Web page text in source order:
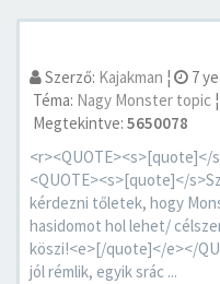
Szerző: Kajakman ¦ 7
Téma: Nagy Monster topic ¦
Megtekintve: 5650078
<QUOTE><s>[quote]</
kérdezni tőletek, hogy
hasidomot hol lehet/
köszi!<e>[/quote]</e></
jól rémlik, egyik srác ...